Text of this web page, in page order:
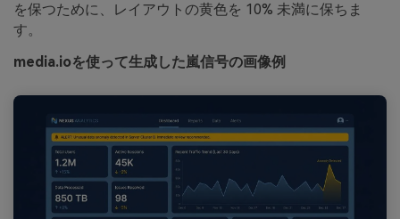
を保つために、レイアウトの黄色を 10% 未満に保ちま
す。
media.ioを使って生成した嵐信号の画像例